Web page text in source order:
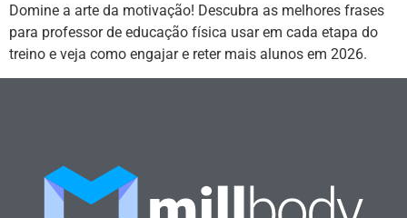
Domine a arte da motivação! Descubra as melhores frases
para professor de educação física usar em cada etapa do
treino e veja como engajar e reter mais alunos em 2026.